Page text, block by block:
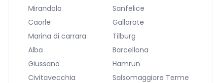
Mirandola
Sanfelice
Caorle
Gallarate
Marina di carrara
Tilburg
Alba
Barcellona
Giussano
Hamrun
Civitavecchia
Salsomaggiore Terme